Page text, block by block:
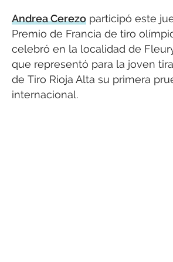
Andrea Cerezo participó este
Premio de Francia de tiro
celebró en la localidad de
que representó para la joven
de Tiro Rioja Alta su primera
internacional.